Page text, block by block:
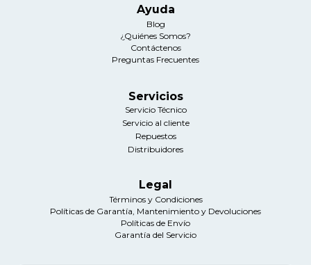
Ayuda
Blog
¿Quiénes Somos?
Contáctenos
Preguntas Frecuentes
Servicios
Servicio Técnico
Servicio al cliente
Repuestos
Distribuidores
Legal
Términos y Condiciones
Políticas de Garantía, Mantenimiento y Devoluciones
Políticas de Envío
Garantía del Servicio